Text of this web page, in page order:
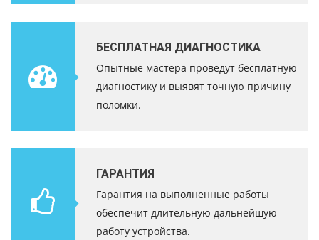
БЕСПЛАТНАЯ ДИАГНОСТИКА
Опытные мастера проведут бесплатную
диагностику и выявят точную причину
поломки.
ГАРАНТИЯ
Гарантия на выполненные работы
обеспечит длительную дальнейшую
работу устройства.